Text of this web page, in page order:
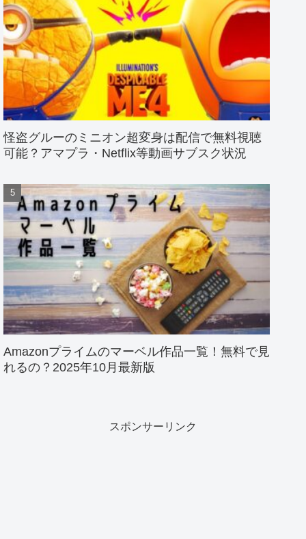
怪盗グルーのミニオン超変身は配信で無料視聴
可能？アマプラ・Netflix等動画サブスク状況
Amazonプライムのマーベル作品一覧！無料で見
れるの？2025年10月最新版
スポンサーリンク